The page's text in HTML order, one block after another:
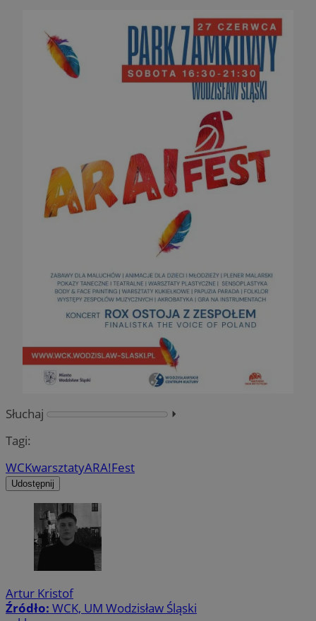
Słuchaj
⏵︎
Tagi:
WCKwarsztatyARA!Fest
Udostępnij
Artur Kristof
Źródło: WCK, UM Wodzisław Śląski